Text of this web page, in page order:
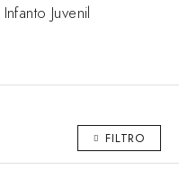
Infanto Juvenil
FILTRO